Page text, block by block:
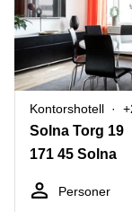
Lagerlokaler
Industrilokaler
Butikslokaler
Verkstad
kontor
Uppsala
Norrköping
Östermalm
Skåne
Vasastan
Kontorshotell
Göteborg
Coworking
Stockholm
Kontorshotell
Malmö
Coworking
Pris
Logga in
Kontorshotell
Solna Torg 19
171 45 Solna
Personer